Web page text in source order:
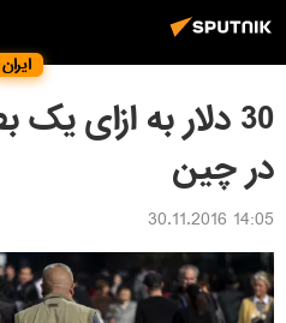
ایران
30 دلار به ازای
در چین
14:05 30.11.2016